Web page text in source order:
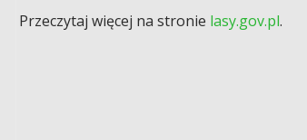
Przeczytaj więcej na stronie lasy.gov.pl.